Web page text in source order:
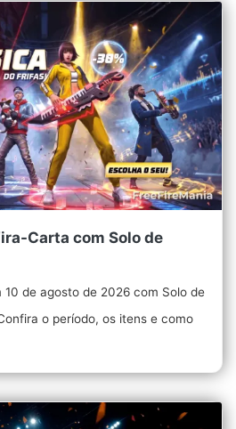
Carta com Solo de
de agosto de 2026 com Solo de
o período, os itens e como